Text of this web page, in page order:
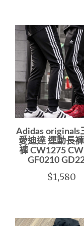
Adidas originals
愛迪達 運動長
褲 CW1275
GF0210
$1,580